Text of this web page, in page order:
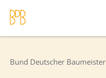
Bund Deutscher Baumeister